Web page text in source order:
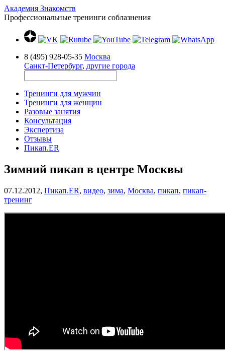
Академия Знакомств
Профессиональные тренинги соблазнения
8 (495) 928-05-35 Москва
Санкт-Петербург, другие города
Тренинги для мужчин
Тренинги для женщин
Разовые занятия
Консультация
Экспертиза
Отзывы
Пикап.ER
Зимний пикап в центре Москвы
07.12.2012, Пикап.ER, видео, зима, Москва, пикап, пикап-
тренинг